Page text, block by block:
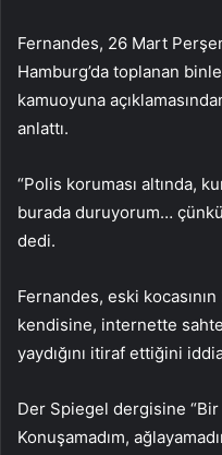
Fernandes, 26 Mart
Hamburg’da toplanan
kamuoyuna
anlattı.
“Polis koruması altında,
burada duruyorum…
dedi.
Fernandes, eski kocasının
kendisine, internette
yaydığını itiraf ettiğini
Der Spiegel dergisine
Konuşamadım,